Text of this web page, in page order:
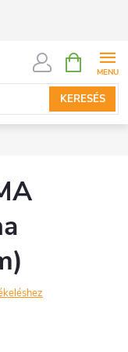
KERESÉS
KOSÁR